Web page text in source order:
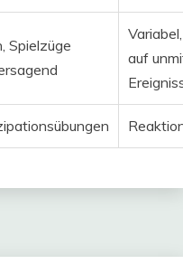
Spielzüge
auf